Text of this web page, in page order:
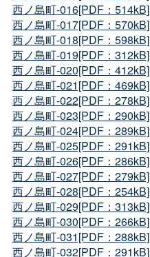
西ノ島町-016[PDF：514kB]
西ノ島町-017[PDF：570kB]
西ノ島町-018[PDF：598kB]
西ノ島町-019[PDF：312kB]
西ノ島町-020[PDF：412kB]
西ノ島町-021[PDF：469kB]
西ノ島町-022[PDF：278kB]
西ノ島町-023[PDF：290kB]
西ノ島町-024[PDF：289kB]
西ノ島町-025[PDF：291kB]
西ノ島町-026[PDF：286kB]
西ノ島町-027[PDF：279kB]
西ノ島町-028[PDF：254kB]
西ノ島町-029[PDF：313kB]
西ノ島町-030[PDF：266kB]
西ノ島町-031[PDF：288kB]
西ノ島町-032[PDF：291kB]